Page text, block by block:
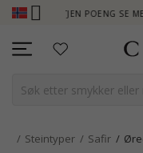
POENG SE MER - KLIKK HER
Steintyper Safir